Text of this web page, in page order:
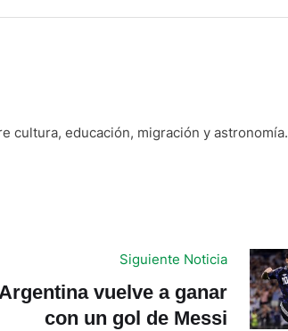
cultura, educación, migración y astronomía.
Siguiente Noticia
vuelve a ganar
con un gol de Messi